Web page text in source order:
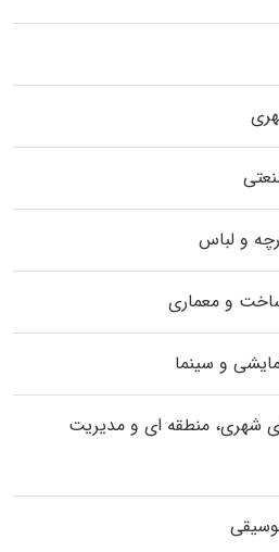
و لباس
و معماری
و سینما
شهری، منطقه‌ ای و مدیریت